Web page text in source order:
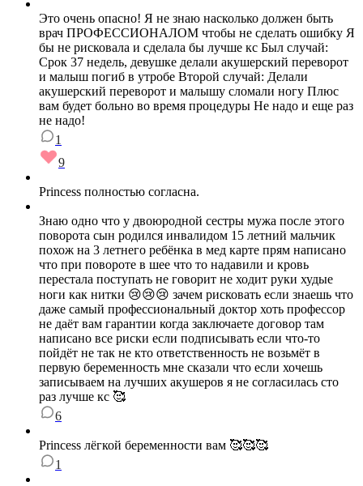
Это очень опасно! Я не знаю насколько должен быть
врач ПРОФЕССИОНАЛОМ чтобы не сделать ошибку Я
бы не рисковала и сделала бы лучше кс Был случай:
Срок 37 недель, девушке делали акушерский переворот
и малыш погиб в утробе Второй случай: Делали
акушерский переворот и малышу сломали ногу Плюс
вам будет больно во время процедуры Не надо и еще раз
не надо!
1
9
Princess полностью согласна.
Знаю одно что у двоюродной сестры мужа после этого
поворота сын родился инвалидом 15 летний мальчик
похож на 3 летнего ребёнка в мед карте прям написано
что при повороте в шее что то надавили и кровь
перестала поступать не говорит не ходит руки худые
ноги как нитки 😢😢😢 зачем рисковать если знаешь что
даже самый профессиональный доктор хоть профессор
не даёт вам гарантии когда заключаете договор там
написано все риски если подписывать если что-то
пойдёт не так не кто ответственность не возьмёт в
первую беременность мне сказали что если хочешь
записываем на лучших акушеров я не согласилась сто
раз лучше кс 🥰
6
Princess лёгкой беременности вам 🥰🥰🥰
1